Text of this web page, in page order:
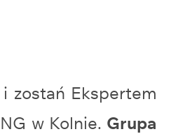
i zostań Ekspertem
w Kolnie. Grupa